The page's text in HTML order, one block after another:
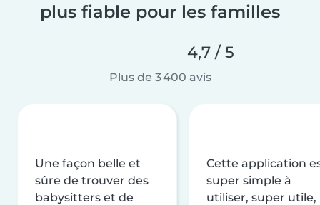
plus fiable pour les familles
4,7 / 5
Plus de 3 400 avis
Une façon belle et
sûre de trouver des
babysitters et de
Cette application
super simple à
utiliser, super utile,